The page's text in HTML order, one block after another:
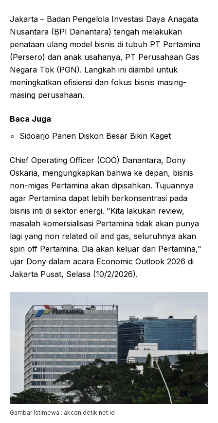
Jakarta – Badan Pengelola Investasi Daya Anagata
Nusantara (BPI Danantara) tengah melakukan
penataan ulang model bisnis di tubuh PT Pertamina
(Persero) dan anak usahanya, PT Perusahaan Gas
Negara Tbk (PGN). Langkah ini diambil untuk
meningkatkan efisiensi dan fokus bisnis masing-
masing perusahaan.
Baca Juga
Sidoarjo Panen Diskon Besar Bikin Kaget
Chief Operating Officer (COO) Danantara, Dony
Oskaria, mengungkapkan bahwa ke depan, bisnis
non-migas Pertamina akan dipisahkan. Tujuannya
agar Pertamina dapat lebih berkonsentrasi pada
bisnis inti di sektor energi. "Kita lakukan review,
masalah komersialisasi Pertamina tidak akan punya
lagi yang non related oil and gas, seluruhnya akan
spin off Pertamina. Dia akan keluar dari Pertamina,"
ujar Dony dalam acara Economic Outlook 2026 di
Jakarta Pusat, Selasa (10/2/2026).
Gambar Istimewa : akcdn.detik.net.id